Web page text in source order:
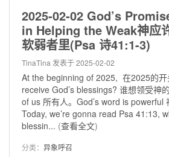
2025-02-02 God’s
in Helping the Weak神应
软弱者里(Psa 诗41:1-3)
TinaTina 发表于 2025-02-02
At the beginning of 2025, 在2025的
receive God’s blessings? 谁想领受神
of us 所有人。God’s word is powerful
Today, we’re gonna read Psa 41:13,
blessin... (查看全文)
分类： 异象呼召